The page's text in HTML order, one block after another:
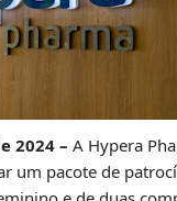
2024 – A Hypera
um pacote de